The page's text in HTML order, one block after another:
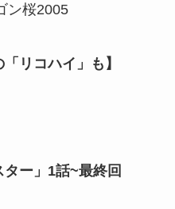
ン桜2005
リコハイ」も】
ター」1話~最終回